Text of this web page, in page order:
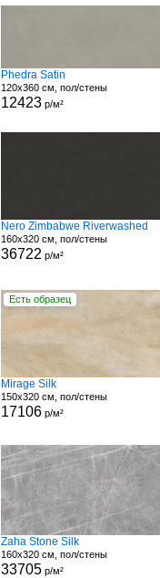
Phedra Satin
120x360 см, пол/стены
12423р/м²
Nero Zimbabwe Riverwashed
160x320 см, пол/стены
36722 р/м²
Есть образец
Mirage Silk
150x320 см, пол/стены
17106р/м²
Zaha Stone Silk
160x320 см, пол/стены
33705р/м²